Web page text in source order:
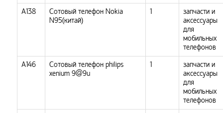
A138
Сотовый телефон Nokia
N95(китай)
1
запчасти и
аксессуары
для
мобильных
телефонов
А146
Сотовый телефон philips
xenium 9@9u
1
запчасти и
аксессуары
для
мобильных
телефонов